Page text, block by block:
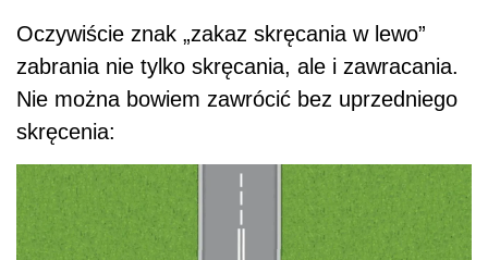
Oczywiście znak „zakaz skręcania w lewo”
zabrania nie tylko skręcania, ale i zawracania.
Nie można bowiem zawrócić bez uprzedniego
skręcenia: